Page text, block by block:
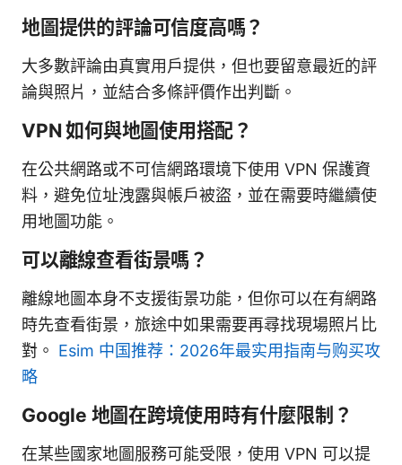
地圖提供的評論可信度高嗎？
大多數評論由真實用戶提供，但也要留意最近的評
論與照片，並結合多條評價作出判斷。
VPN 如何與地圖使用搭配？
在公共網路或不可信網路環境下使用 VPN 保護資
料，避免位址洩露與帳戶被盜，並在需要時繼續使
用地圖功能。
可以離線查看街景嗎？
離線地圖本身不支援街景功能，但你可以在有網路
時先查看街景，旅途中如果需要再尋找現場照片比
對。 Esim 中国推荐：2026年最实用指南与购买攻
略
Google 地圖在跨境使用時有什麼限制？
在某些國家地圖服務可能受限，使用 VPN 可以提